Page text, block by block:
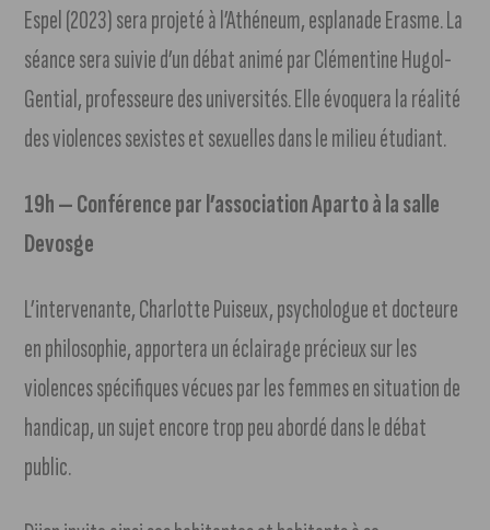
Espel (2023) sera projeté à l’Athéneum, esplanade Erasme. La
séance sera suivie d’un débat animé par Clémentine Hugol-
Gential, professeure des universités. Elle évoquera la réalité
des violences sexistes et sexuelles dans le milieu étudiant.
19h — Conférence par l’association Apartoà la salle
Devosge
L’intervenante, Charlotte Puiseux, psychologue et docteure
en philosophie, apportera un éclairage précieux sur les
violences spécifiques vécues par les femmes en situation de
handicap, un sujet encore trop peu abordé dans le débat
public.